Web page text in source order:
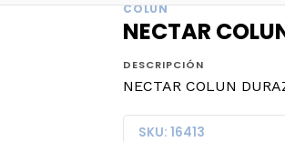
COLUN
NECTAR
DESCRIPCIÓN
NECTAR COLUN
SKU: 16413